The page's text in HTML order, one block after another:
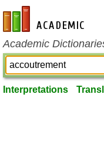
en-academic.com
Academic
Interpretations